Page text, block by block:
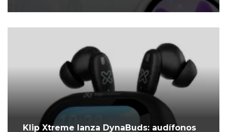
Klip Xtreme lanza DynaBuds: audífonos